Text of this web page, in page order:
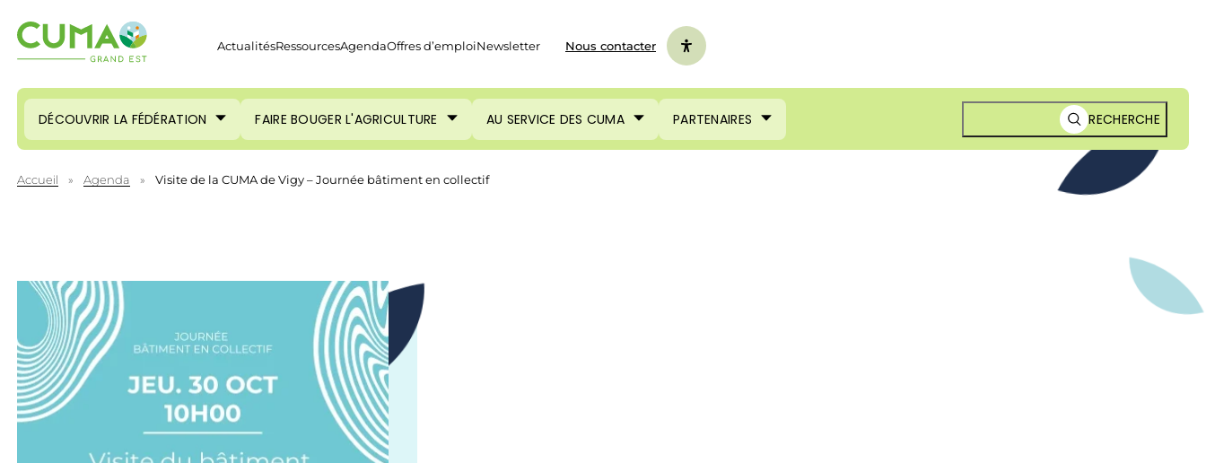
ActualitésRessourcesAgendaOffres d’emploiNewsletter Nous contacter
DÉCOUVRIR LA FÉDÉRATION FAIRE BOUGER L'AGRICULTURE AU SERVICE DES CUMA PARTENAIRES RECHERCHE
Accueil » Agenda » Visite de la CUMA de Vigy – Journée bâtiment en collectif